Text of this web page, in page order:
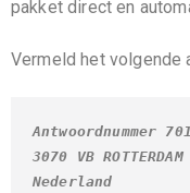
pakket direct en
Vermeld het volgende
Antwoordnummer
3070 VB ROTTERDAM
Nederland